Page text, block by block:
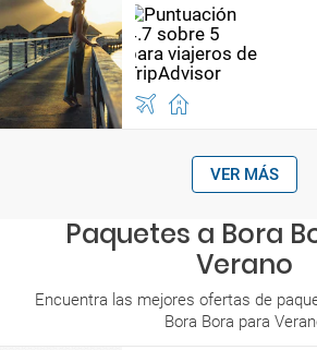
VER MÁS
Paquetes a Bora
Verano
Encuentra las mejores ofertas de
Bora Bora para